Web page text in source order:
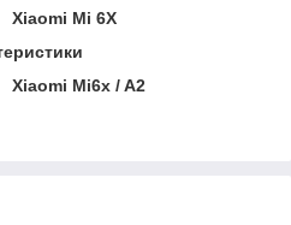
Xiaomi Mi 6X
Xiaomi Mi6x / A2